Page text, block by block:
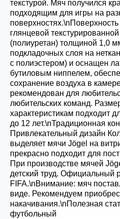
Опт 1(38%) -сумма всех
400.000
текстурой. Мяч получился
подходящим для игры на
глянцевой
(полиуретан) толщиной 1,0
подкладочных слоя на
с полиэстером) и оснащен
бутиловым ниппелем,
сохранение воздуха в
рекомендован для
любительских команд.
характеристикам подходит
до 12 лет.\nТрадиционная
Привлекательный дизайн
выделяет мячи Jögel на
прекрасно подходит для
При производстве мячей
детский труд. Официальный
FIFA.\nВнимание: мяч
виде. Рекомендуем
накачивания.\nПолезная
футбольный